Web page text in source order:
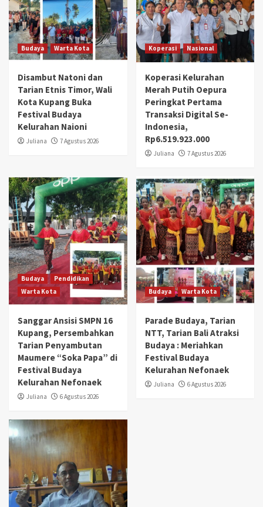
Budaya Warta Kota
Disambut Natoni dan
Tarian Etnis Timor, Wali
Kota Kupang Buka
Festival Budaya
Kelurahan Naioni
Juliana 7 Agustus 2026
Koperasi Nasional
Koperasi Kelurahan
Merah Putih Oepura
Peringkat Pertama
Transaksi Digital Se-
Indonesia,
Rp6.519.923.000
Juliana 7 Agustus 2026
Budaya
Pendidikan
Warta Kota
Sanggar Ansisi SMPN 16
Kupang, Persembahkan
Tarian Penyambutan
Maumere “Soka Papa” di
Festival Budaya
Kelurahan Nefonaek
Juliana 6 Agustus 2026
Budaya Warta Kota
Parade Budaya, Tarian
NTT, Tarian Bali Atraksi
Budaya : Meriahkan
Festival Budaya
Kelurahan Nefonaek
Juliana 6 Agustus 2026